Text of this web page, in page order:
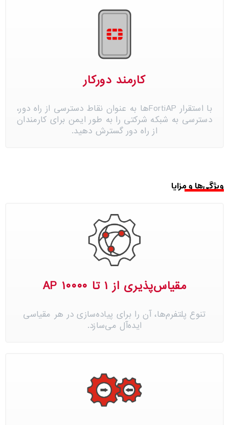
کارمند دورکار
با استقرار FortiAPها به عنوان نقاط دسترسی از راه دور،
دسترسی به شبکه شرکتی را به طور ایمن برای کارمندان
از راه دور گسترش دهید.
ویژگی‌ها و مزایا
مقیاس‌پذیری از ۱ تا ۱۰۰۰۰ AP
تنوع پلتفرم‌ها، آن را برای پیاده‌سازی در هر مقیاسی
ایده‌آل می‌سازد.